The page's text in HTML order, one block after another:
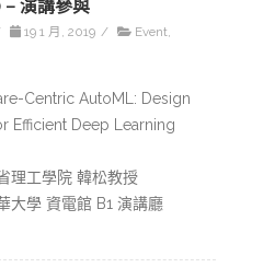
演講參與
19 1 月, 2019 / Event,
Centric AutoML: Design
Efficient Deep Learning
理工學院 韓松教授
大學 資電館 B1 演講廳